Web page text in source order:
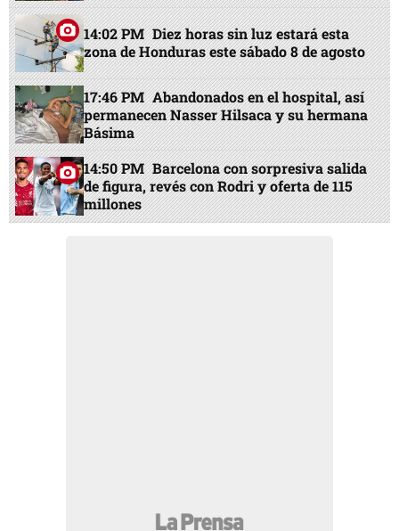
14:02 PM Diez horas sin luz estará esta
zona de Honduras este sábado 8 de agosto
17:46 PM Abandonados en el hospital, así
permanecen Nasser Hilsaca y su hermana
Básima
14:50 PM Barcelona con sorpresiva salida
de figura, revés con Rodri y oferta de 115
millones